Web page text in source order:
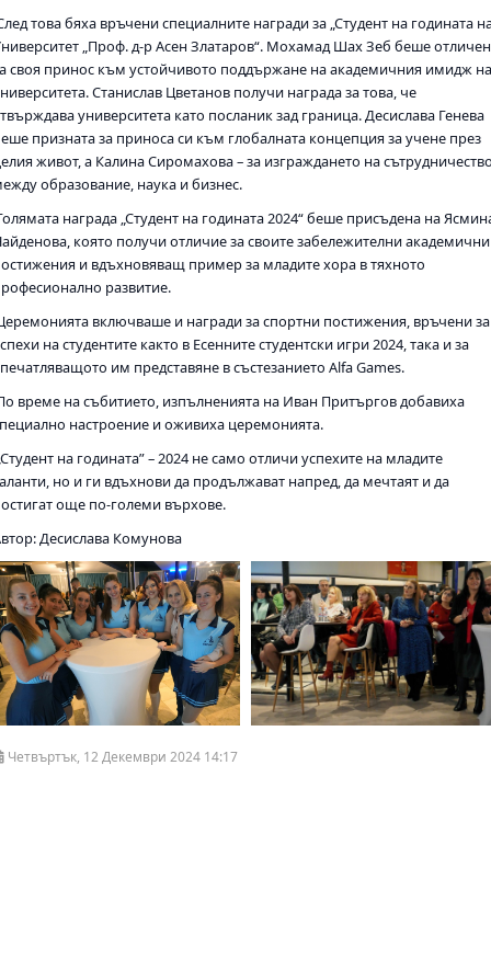
това бяха връчени специалните награди за „Студент на годината
„Проф. д-р Асен Златаров“. Мохамад Шах Зеб беше отличен
своя принос към устойчивото поддържане на академичния имидж
Станислав Цветанов получи награда за това, че
университета като посланик зад граница. Десислава Генева
призната за приноса си към глобалната концепция за учене през
живот, а Калина Сиромахова – за изграждането на
образование, наука и бизнес.
награда „Студент на годината 2024“ беше присъдена на
която получи отличие за своите забележителни академични
и вдъхновяващ пример за младите хора в тяхното
развитие.
включваше и награди за спортни постижения, връчени за
на студентите както в Есенните студентски игри 2024, така и за
им представяне в състезанието Alfa Games.
време на събитието, изпълненията на Иван Притъргов добавиха
настроение и оживиха церемонията.
на годината” – 2024 не само отличи успехите на младите
но и ги вдъхнови да продължават напред, да мечтаят и да
още по-големи върхове.
Десислава Комунова
Четвъртък, 12 Декември 2024 14:17